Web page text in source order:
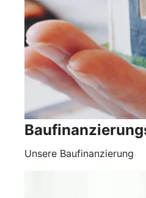
Unsere Baufinanzierung